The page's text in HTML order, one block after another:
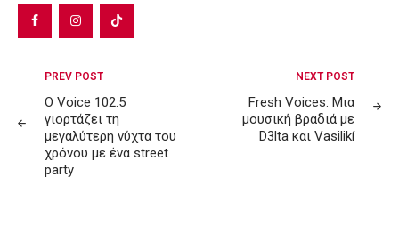
Post
navigation
PREV POST
Ο Voice 102.5
γιορτάζει τη
μεγαλύτερη νύχτα του
χρόνου με ένα street
party
NEXT POST
Fresh Voices: Μια
μουσική βραδιά με
D3lta και Vasilikí